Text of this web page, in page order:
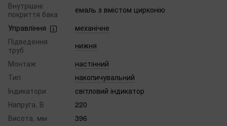
Внутрішнє
покриття бака
емаль з вмістом цирконію
Управління
механічне
Підведення
труб
нижня
Монтаж
настінний
Тип
накопичувальний
Індикатори
світловий індикатор
Напруга, В
220
Висота, мм
396